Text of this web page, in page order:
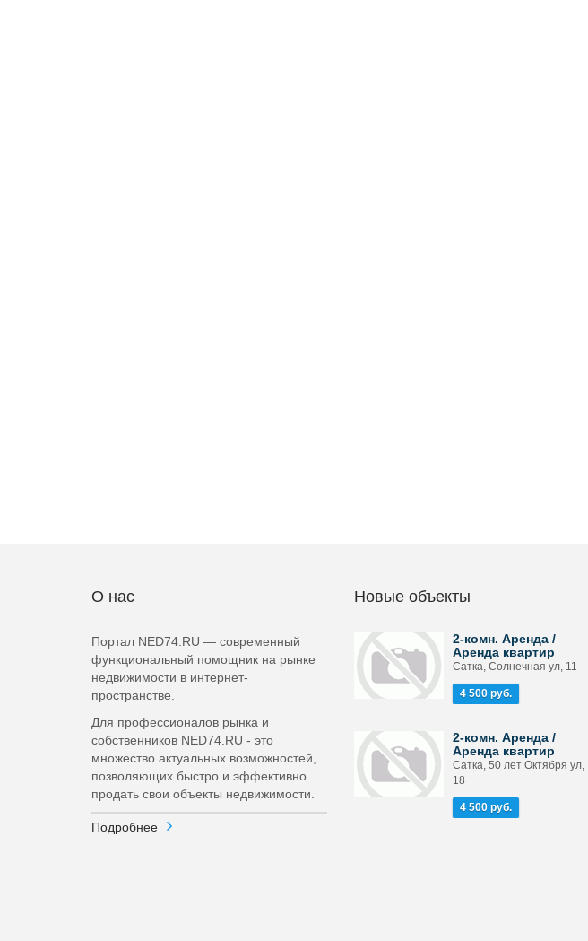
О нас
Портал NED74.RU — современный
функциональный помощник на рынке
недвижимости в интернет-
пространстве.
Для профессионалов рынка и
собственников NED74.RU - это
множество актуальных возможностей,
позволяющих быстро и эффективно
продать свои объекты недвижимости.
Подробнее
Новые объекты
2-комн. Аренда /
Аренда квартир
Сатка, Солнечная ул, 11
4 500 руб.
2-комн. Аренда /
Аренда квартир
Сатка, 50 лет Октября ул,
18
4 500 руб.